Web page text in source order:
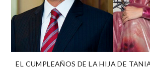
EL CUMPLEAÑOS DE LA HIJA DE